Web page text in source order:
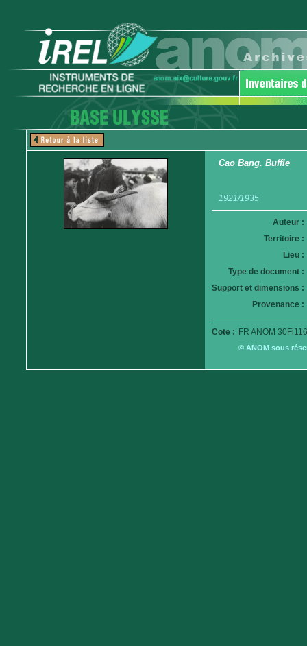
Cao Bang. Buffle
1921/1935
Auteur :
Territoire :
Lieu :
Type de document :
Support et dimensions :
Provenance :
Cote : FR ANOM
© ANOM sous